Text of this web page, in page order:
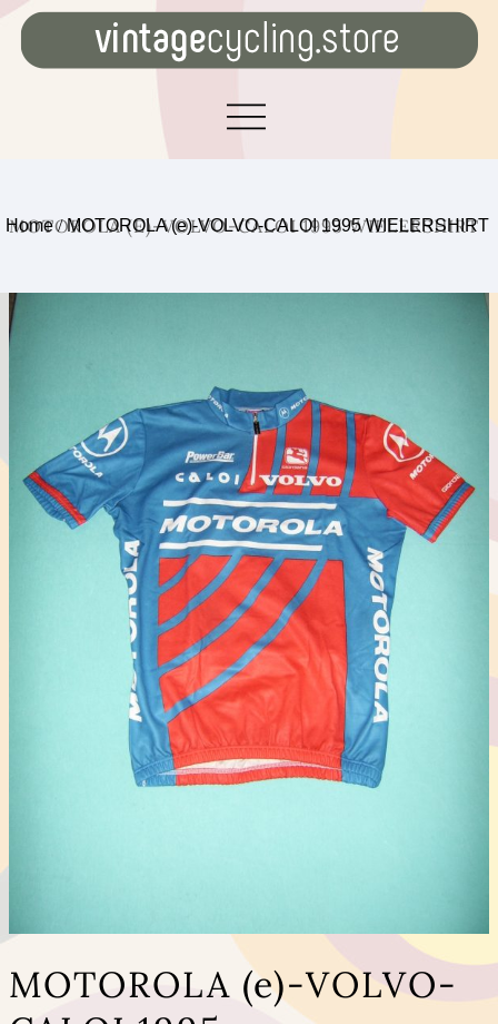
MOTOROLA (E)-VOLVO-CALOI 1995 WIELERSHIRT
Home/MOTOROLA (e)-VOLVO-CALOI 1995 WIELERSHIRT
MOTOROLA (e)-VOLVO-